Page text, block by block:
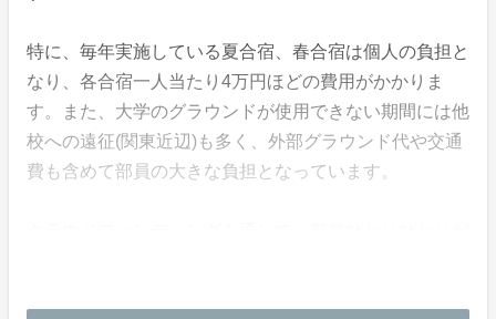
特に、毎年実施している夏合宿、春合宿は個人の負担と
なり、各合宿一人当たり4万円ほどの費用がかかりま
す。また、大学のグラウンドが使用できない期間には他
校への遠征(関東近辺)も多く、外部グラウンド代や交通
費も含めて部員の大きな負担となっています。